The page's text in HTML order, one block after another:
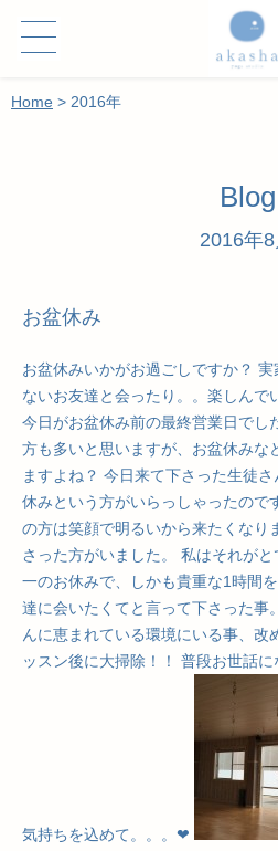
Home > 2016年
Blog
2016年8
お盆休み
お盆休みいかがお過ごしですか？ 実
ないお友達と会ったり。。楽しんで
今日がお盆休み前の最終営業日でし
方も多いと思いますが、お盆休みな
ますよね？ 今日来て下さった生徒
休みという方がいらっしゃったので
の方は笑顔で明るいから来たくなり
さった方がいました。 私はそれが
一のお休みで、しかも貴重な1時間
達に会いたくてと言って下さった事
んに恵まれている環境にいる事、改
ッスン後に大掃除！！ 普段お世話
気持ちを込めて。。。❤︎